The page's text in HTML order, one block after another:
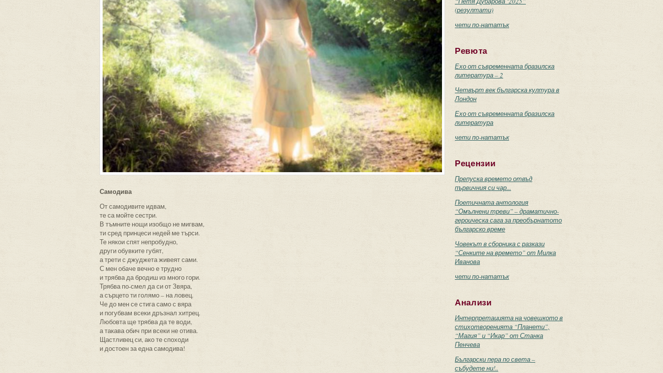
Самодива
От самодивите идвам,
те са мойте сестри.
В тъмните нощи изобщо не мигвам,
ти сред принцеси недей ме търси.
Те някои спят непробудно,
други обувките губят,
а трети с джуджета живеят сами.
С мен обаче вечно е трудно
и трябва да бродиш из много гори.
Трябва по-смел да си от Звяра,
а сърцето ти голямо – на ловец.
Че до мен се стига само с вяра
и погубвам всеки дръзнал хитрец.
Любовта ще трябва да те води,
а такава обич при всеки не отива.
Щастливец си, ако те споходи
и достоен за една самодива!
(резултати)
чети по-нататък
Ревюта
Ехо от съвременната бразилска
литература – 2
Четвърт век българска култура в
Лондон
Ехо от съвременната бразилска
литература
чети по-нататък
Рецензии
Препуска времето отвъд
първичния си чар...
Поетичната антология
“Омълнени треви” – драматично-
героическа сага за преобърнатото
българско време
Човекът в сборника с разкази
“Сенките на времето” от Милка
Иванова
чети по-нататък
Анализи
Интерпретацията на човешкото в
стихотворенията “Планети”,
“Магия” и “Икар” от Станка
Пенчева
Български пера по света –
събудете ни!..